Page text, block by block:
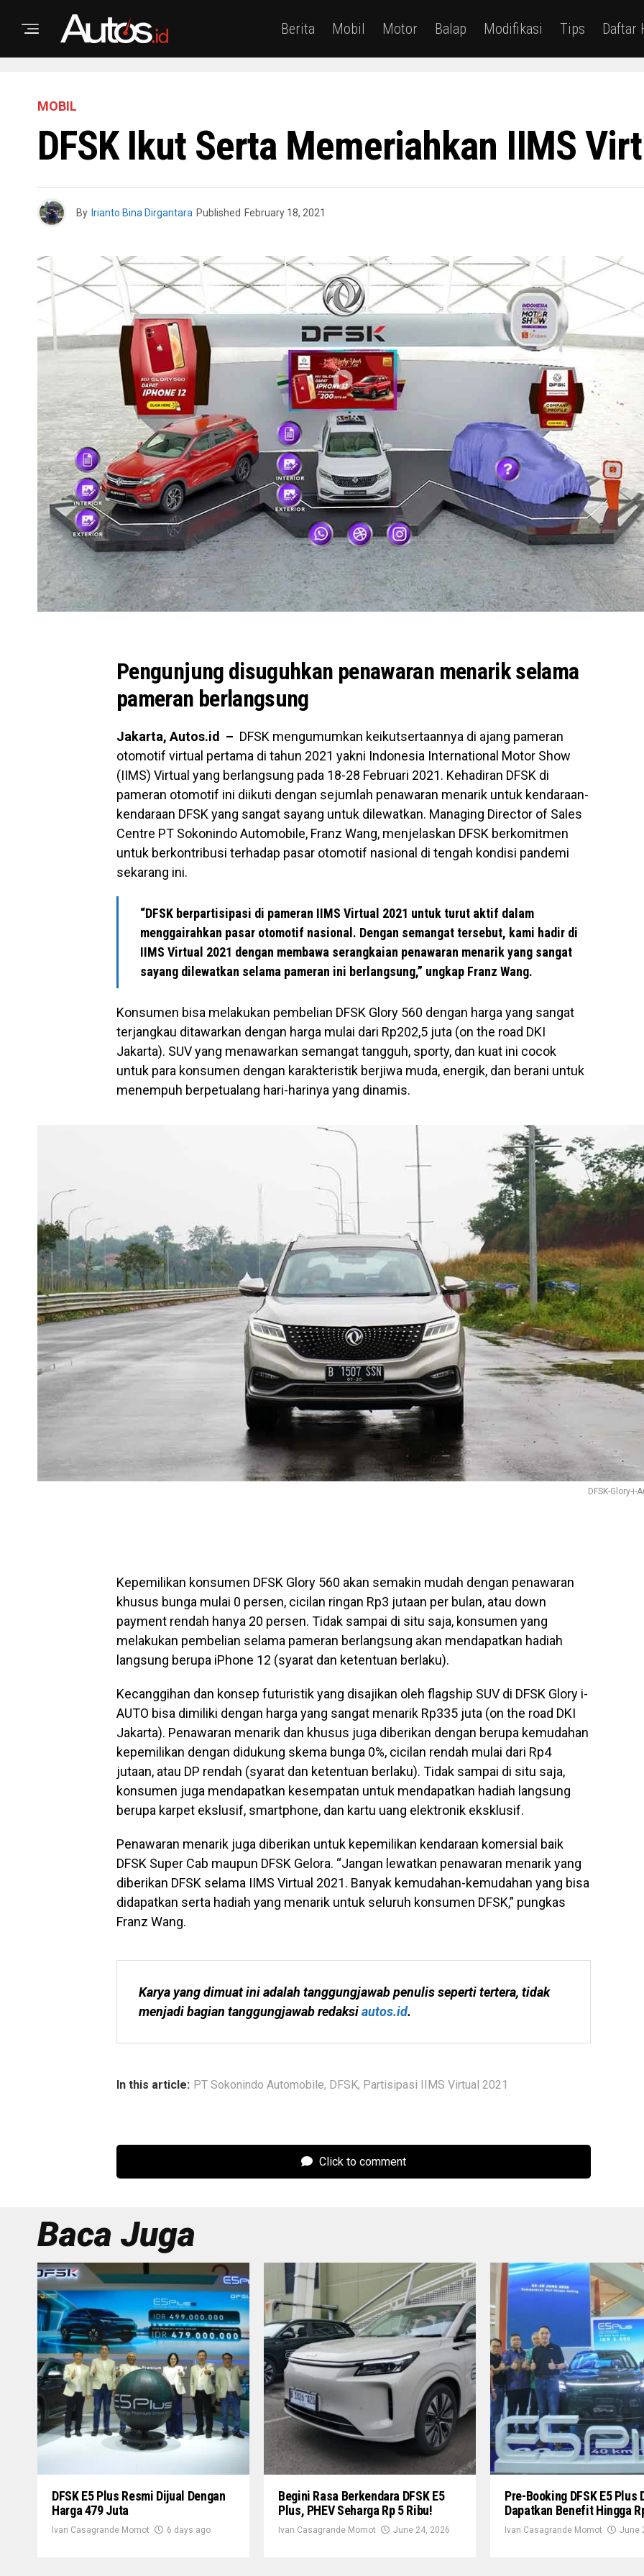
Berita Mobil Motor Balap Modifikasi Tips Daftar
MOBIL
DFSK Ikut Serta Memeriahkan IIMS
By Irianto Bina Dirgantara Published February 18, 2021
Pengunjung disuguhkan penawaran menarik selama
pameran berlangsung
Jakarta, Autos.id – DFSK mengumumkan keikutsertaannya di ajang pameran
otomotif virtual pertama di tahun 2021 yakni Indonesia International Motor Show
(IIMS) Virtual yang berlangsung pada 18-28 Februari 2021. Kehadiran DFSK di
pameran otomotif ini diikuti dengan sejumlah penawaran menarik untuk kendaraan-
kendaraan DFSK yang sangat sayang untuk dilewatkan. Managing Director of Sales
Centre PT Sokonindo Automobile, Franz Wang, menjelaskan DFSK berkomitmen
untuk berkontribusi terhadap pasar otomotif nasional di tengah kondisi pandemi
sekarang ini.
“DFSK berpartisipasi di pameran IIMS Virtual 2021 untuk turut aktif dalam
menggairahkan pasar otomotif nasional. Dengan semangat tersebut, kami hadir di
IIMS Virtual 2021 dengan membawa serangkaian penawaran menarik yang sangat
sayang dilewatkan selama pameran ini berlangsung,” ungkap Franz Wang.
Konsumen bisa melakukan pembelian DFSK Glory 560 dengan harga yang sangat
terjangkau ditawarkan dengan harga mulai dari Rp202,5 juta (on the road DKI
Jakarta). SUV yang menawarkan semangat tangguh, sporty, dan kuat ini cocok
untuk para konsumen dengan karakteristik berjiwa muda, energik, dan berani untuk
menempuh berpetualang hari-harinya yang dinamis.
DFSK-Glory-i-
Kepemilikan konsumen DFSK Glory 560 akan semakin mudah dengan penawaran
khusus bunga mulai 0 persen, cicilan ringan Rp3 jutaan per bulan, atau down
payment rendah hanya 20 persen. Tidak sampai di situ saja, konsumen yang
melakukan pembelian selama pameran berlangsung akan mendapatkan hadiah
langsung berupa iPhone 12 (syarat dan ketentuan berlaku).
Kecanggihan dan konsep futuristik yang disajikan oleh flagship SUV di DFSK Glory i-
AUTO bisa dimiliki dengan harga yang sangat menarik Rp335 juta (on the road DKI
Jakarta). Penawaran menarik dan khusus juga diberikan dengan berupa kemudahan
kepemilikan dengan didukung skema bunga 0%, cicilan rendah mulai dari Rp4
jutaan, atau DP rendah (syarat dan ketentuan berlaku). Tidak sampai di situ saja,
konsumen juga mendapatkan kesempatan untuk mendapatkan hadiah langsung
berupa karpet ekslusif, smartphone, dan kartu uang elektronik eksklusif.
Penawaran menarik juga diberikan untuk kepemilikan kendaraan komersial baik
DFSK Super Cab maupun DFSK Gelora. “Jangan lewatkan penawaran menarik yang
diberikan DFSK selama IIMS Virtual 2021. Banyak kemudahan-kemudahan yang bisa
didapatkan serta hadiah yang menarik untuk seluruh konsumen DFSK,” pungkas
Franz Wang.
Karya yang dimuat ini adalah tanggungjawab penulis seperti tertera, tidak
menjadi bagian tanggungjawab redaksi autos.id.
In this article: PT Sokonindo Automobile, DFSK, Partisipasi IIMS Virtual 2021
Click to comment
Baca Juga
DFSK E5 Plus Resmi Dijual Dengan
Harga 479 Juta
Ivan Casagrande Momot 6 days ago
Begini Rasa Berkendara DFSK E5
Plus, PHEV Seharga Rp 5 Ribu!
Ivan Casagrande Momot June 24, 2026
Pre-Booking DFSK E5 Plus
Dapatkan Benefit Hingga
Ivan Casagrande Momot June